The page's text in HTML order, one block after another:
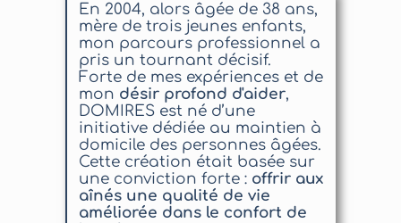
En 2004, alors âgée de 38 ans,
mère de trois jeunes enfants,
mon parcours professionnel a
pris un tournant décisif.
Forte de mes expériences et de
mon désir profond d'aider,
DOMIRES est né d’une
initiative dédiée au maintien à
domicile des personnes âgées.
Cette création était basée sur
une conviction forte : offrir aux
aînés une qualité de vie
améliorée dans le confort de